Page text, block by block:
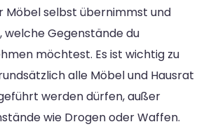
Möbel selbst übernimmst und
Gegenstände du
möchtest. Es ist wichtig zu
alle Möbel und Hausrat
werden dürfen, außer
wie Drogen oder Waffen.